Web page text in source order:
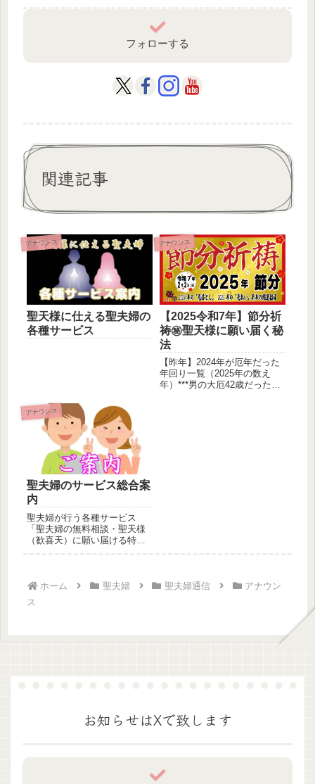
フォローする
関連記事
アナウンス
聖天様に仕える聖夫婦の
各種サービス
アナウンス
【2025令和7年】節分祈
祷㊙聖天様に願い届く秘
法
【昨年】2024年が厄年だった
年回り一覧（2025年の数え
年）***男の大厄42歳だった方
アナウンス
聖夫婦のサービス総合案
内
聖夫婦が行う各種サービス
「聖夫婦の無料相談・聖天様
（歓喜天）に願い届ける特別
ホーム 聖夫婦 聖夫婦通信
アナウン
ス
お知らせはXで致します